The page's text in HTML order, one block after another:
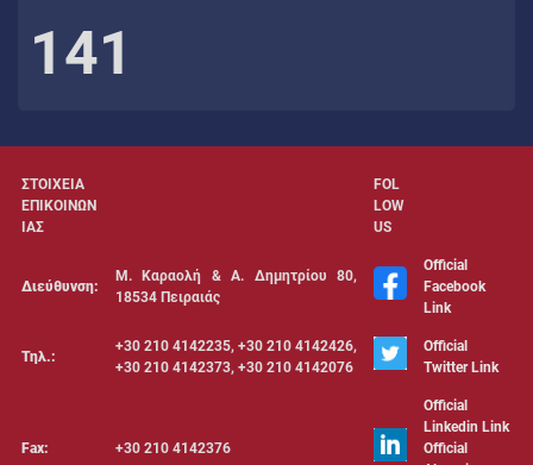
141
ΣΤΟΙΧΕΙΑ
ΕΠΙΚΟΙΝΩΝ
ΙΑΣ
FOL
LOW
US
Διεύθυνση:
Μ. Καραολή & Α. Δημητρίου 80,
18534 Πειραιάς
Official
Facebook
Link
Τηλ.:
+30 210 4142235, +30 210 4142426,
+30 210 4142373, +30 210 4142076
Official
Twitter Link
Fax: +30 210 4142376
Official
Linkedin Link
Official